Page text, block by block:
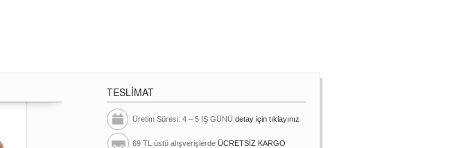
TESLİMAT
Üretim Süresi: 4 – 5 İŞ GÜNÜ detay için tıklayınız
69 TL üstü alışverişlerde ÜCRETSİZ KARGO